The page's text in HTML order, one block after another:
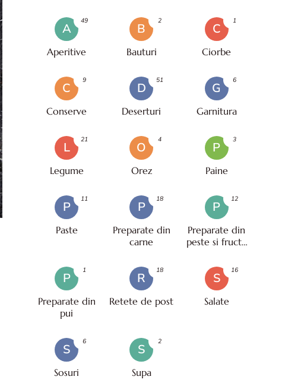
A
Aperitive
49
B
Bauturi
2
C
Ciorbe
1
C
Conserve
9
D
Deserturi
51
G
Garnitura
6
L
Legume
21
O
Orez
4
P
Paine
3
P
Paste
11
P
Preparate din
carne
18
P
Preparate din
peste si fructe
12
P
Preparate din
pui
1
R
Retete de post
18
S
Salate
16
S
Sosuri
6
S
Supa
2